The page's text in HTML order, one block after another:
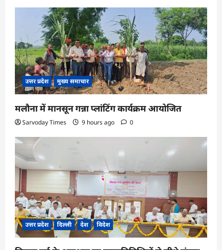
उत्तर प्रदेश मुख्य समाचार
मलौना में मानसून गन्ना प्लांटिंग कार्यक्रम आयोजित
Sarvoday Times 9 hours ago 0
उत्तर प्रदेश दिल्ली देश विदेश